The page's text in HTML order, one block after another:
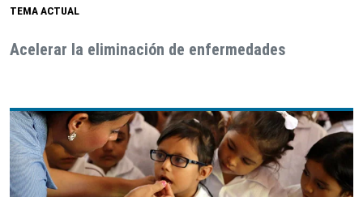
TEMA ACTUAL
Acelerar la eliminación de enfermedades